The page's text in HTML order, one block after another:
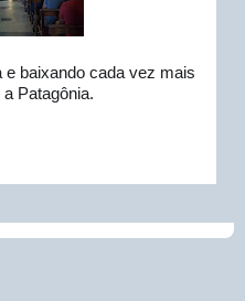
baixando cada vez mais
Patagônia.